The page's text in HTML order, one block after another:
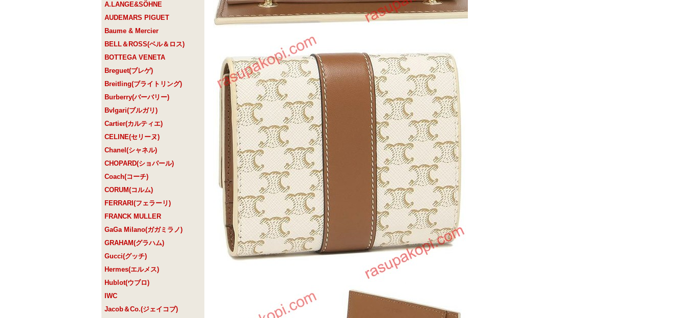
A.LANGE&SÖHNE
AUDEMARS PIGUET
Baume & Mercier
BELL＆ROSS(ベル＆ロス)
BOTTEGA VENETA
Breguet(ブレゲ)
Breitling(ブライトリング)
Burberry(バーバリー)
Bvlgari(ブルガリ)
Cartier(カルティエ)
CELINE(セリーヌ)
Chanel(シャネル)
CHOPARD(ショパール)
Coach(コーチ)
CORUM(コルム)
FERRARI(フェラーリ)
FRANCK MULLER
GaGa Milano(ガガミラノ)
GRAHAM(グラハム)
Gucci(グッチ)
Hermes(エルメス)
Hublot(ウブロ)
IWC
Jacob＆Co.(ジェイコブ)